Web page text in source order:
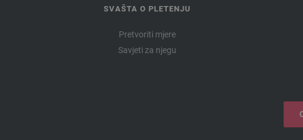
SVAŠTA O PLETENJU
Pretvoriti mjere
Savjeti za njegu